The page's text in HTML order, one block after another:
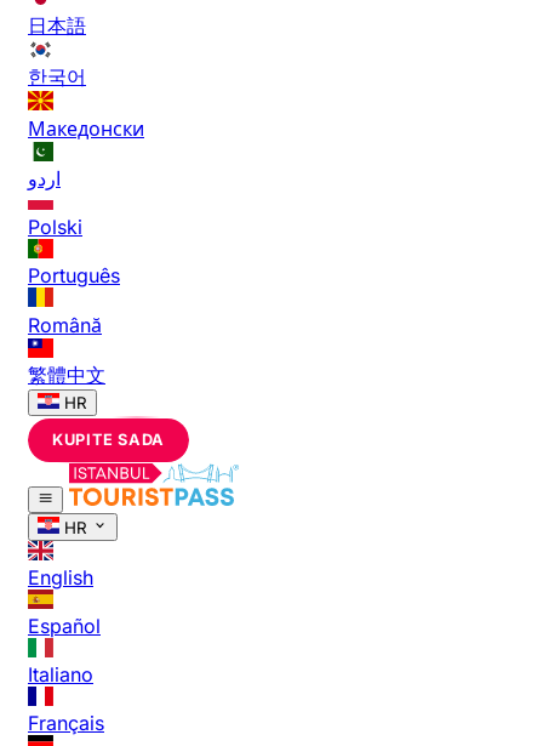
日本語
한국어
Македонски
اردو
Polski
Português
Română
繁體中文
HR
KUPITE SADA
HR
English
Español
Italiano
Français